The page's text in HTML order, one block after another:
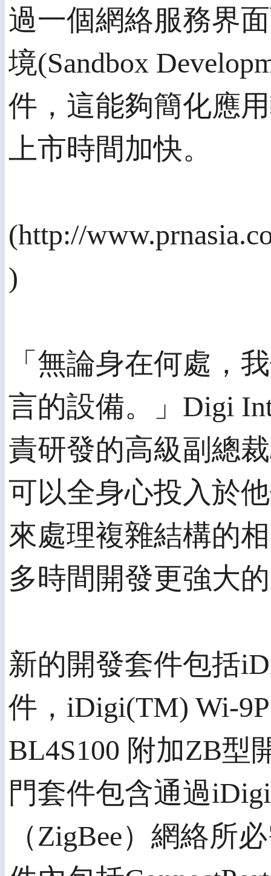
過一個網絡服務界
境(Sandbox
件，這能夠簡化應
上市時間加快。
(http://
)
「無論身在何處，
言的設備。」Digi
責研發的高級副總
可以全身心投入於
來處理複雜結構的
多時間開發更強大
新的開發套件包括
件，iDigi(TM) Wi-
BL4S100 附加ZB型
門套件包含通過
（ZigBee）網絡所